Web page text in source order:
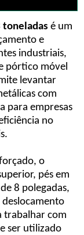
é um
e
industriais,
pórtico móvel
levantar
com
para empresas
no
o
pés em
8 polegadas,
trabalhar com
ser utilizado